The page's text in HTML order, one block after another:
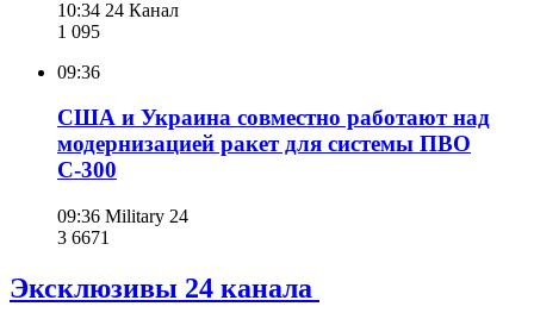
10:34 24 Канал
1 095
09:36
США и Украина совместно работают над
модернизацией ракет для системы ПВО
С-300
09:36 Military 24
3 6671
Эксклюзивы 24 канала